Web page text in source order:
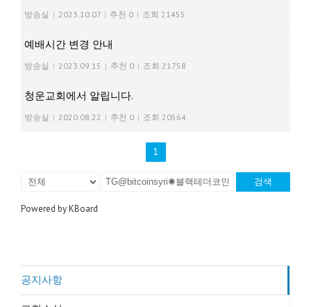
방송실 | 2023.10.07 | 추천 0 | 조회 21455
예배시간 변경 안내
방송실 | 2023.09.15 | 추천 0 | 조회 21758
청운교회에서 알립니다.
방송실 | 2020.08.22 | 추천 0 | 조회 20564
1
검색
Powered by KBoard
공지사항